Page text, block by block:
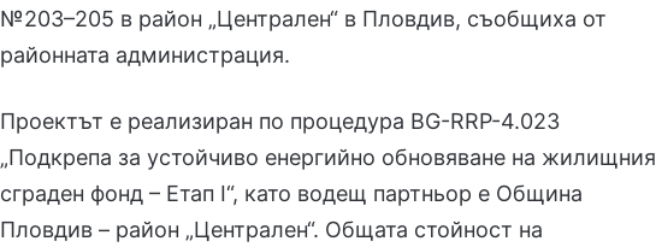
№203–205 в район „Централен“ в Пловдив, съобщиха от
районната администрация.
Проектът е реализиран по процедура BG-RRP-4.023
„Подкрепа за устойчиво енергийно обновяване на жилищния
сграден фонд – Етап I“, като водещ партньор е Община
Пловдив – район „Централен“. Общата стойност на